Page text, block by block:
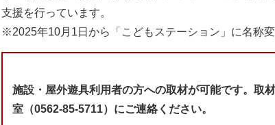
支援を行っています。
※2025年10月1日から「こどもステーション」に名称変
施設・屋外遊具利用者の方への取材が可能です。取
室（0562-85-5711）にご連絡ください。